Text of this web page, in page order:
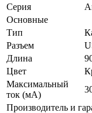
Серия
Основные
Тип
Разъем
Длина
Цвет
Максимальный
ток (мА)
Производитель и